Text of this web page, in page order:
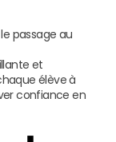
passage au
et
élève à
confiance en